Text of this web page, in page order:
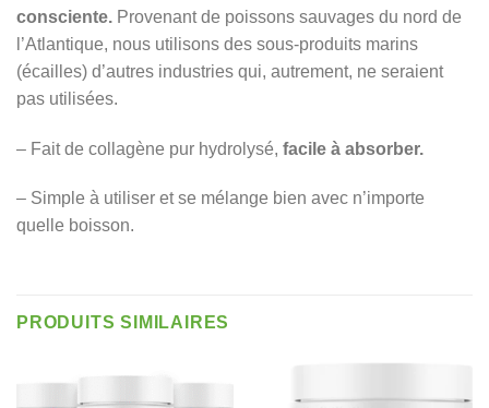
consciente. Provenant de poissons sauvages du nord de
l’Atlantique, nous utilisons des sous-produits marins
(écailles) d’autres industries qui, autrement, ne seraient
pas utilisées.
– Fait de collagène pur hydrolysé, facile à absorber.
– Simple à utiliser et se mélange bien avec n’importe
quelle boisson.
PRODUITS SIMILAIRES